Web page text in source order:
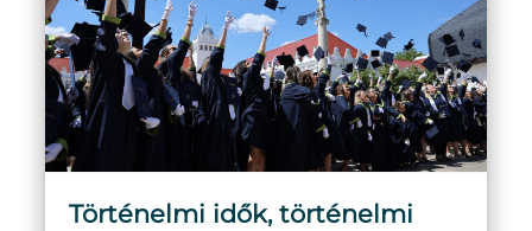
Történelmi idők, történelmi